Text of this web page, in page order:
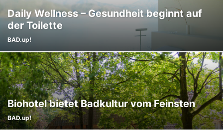
Daily Wellness – Gesundheit beginnt auf
der Toilette
BAD.up!
Biohotel bietet Badkultur vom Feinsten
BAD.up!